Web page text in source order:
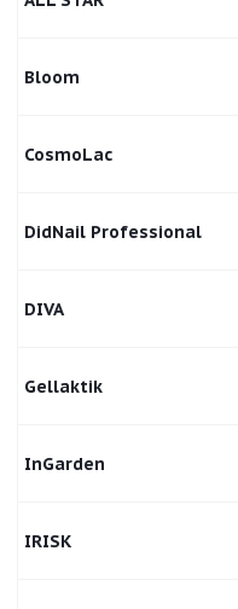
Bloom
CosmoLac
DidNail Professional
DIVA
Gellaktik
InGarden
IRISK